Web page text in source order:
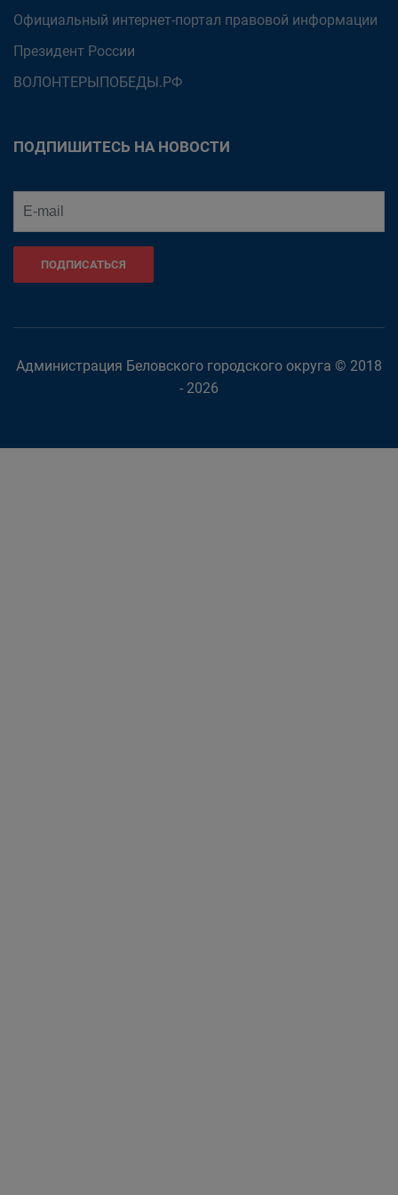
Официальный интернет-портал правовой информации
Президент России
ВОЛОНТЕРЫПОБЕДЫ.РФ
ПОДПИШИТЕСЬ НА НОВОСТИ
ПОДПИСАТЬСЯ
Администрация Беловского городского округа © 2018
- 2026